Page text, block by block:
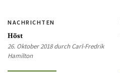
NACHRICHTEN
Höst
26. Oktober 2018 durch Carl-Fredrik
Hamilton